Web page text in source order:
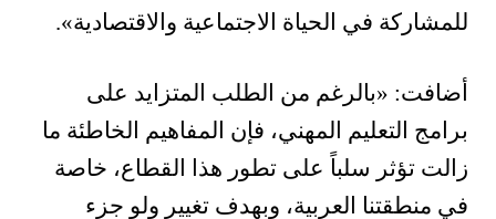
للمشاركة في الحياة الاجتماعية والاقتصادية».
أضافت: «بالرغم من الطلب المتزايد على
برامج التعليم المهني، فإن المفاهيم الخاطئة ما
زالت تؤثر سلباً على تطور هذا القطاع، خاصة
في منطقتنا العربية، وبهدف تغيير ولو جزء